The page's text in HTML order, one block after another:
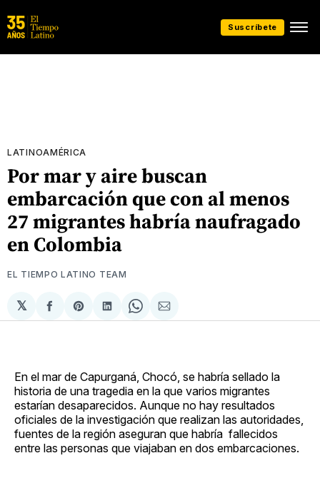
Suscríbete
LATINOAMÉRICA
Por mar y aire buscan
embarcación que con al menos
27 migrantes habría naufragado
en Colombia
EL TIEMPO LATINO TEAM
𝕏
Compartir
en
Share
on
Compartir
en
Share
on
Compartir
via
En el mar de Capurganá, Chocó, se habría sellado la
historia de una tragedia en la que varios migrantes
estarían desaparecidos. Aunque no hay resultados
oficiales de la investigación que realizan las autoridades,
fuentes de la región aseguran que habría fallecidos
entre las personas que viajaban en dos embarcaciones.